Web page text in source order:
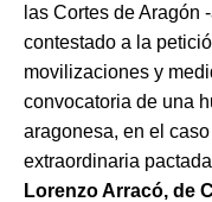
las Cortes de Aragón
contestado a la
movilizaciones y
convocatoria de una
aragonesa, en el
extraordinaria
Lorenzo Arracó, de